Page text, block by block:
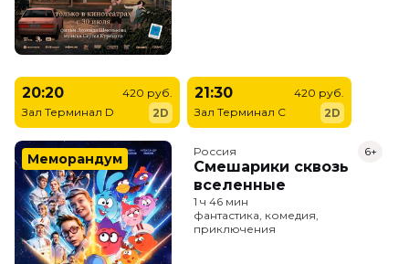
20:20
Зал Терминал D
420 руб.
2D
21:30
Зал Терминал C
420 руб.
2D
Меморандум Россия
Смешарики сквозь
вселенные
6+
1 ч 46 мин
фантастика, комедия,
приключения